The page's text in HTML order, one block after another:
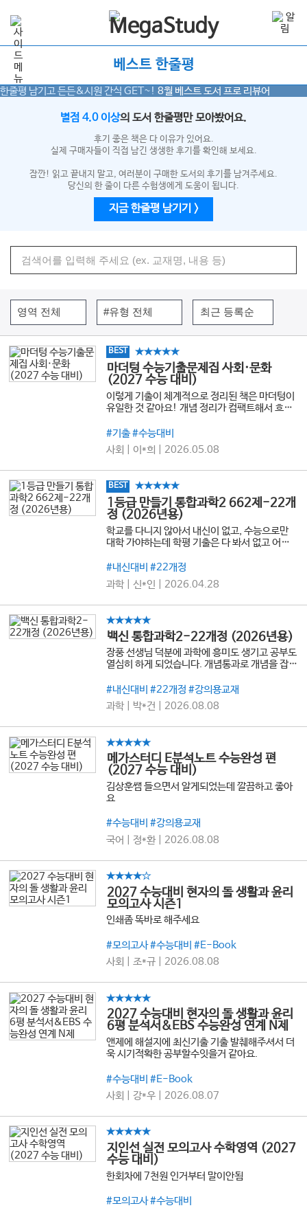
베스트 한줄평
한줄평 남기고 든든&시원 간식 GET~! 8월 베스트 도서 프로 리뷰어
별점 4.0 이상의 도서 한줄평만 모아봤어요.
후기 좋은 책은 다 이유가 있어요.
실제 구매자들이 직접 남긴 생생한 후기를 확인해 보세요.
잠깐! 읽고 끝내지 말고, 여러분이 구매한 도서의 후기를 남겨주세요.
당신의 한 줄이 다른 수험생에게 도움이 됩니다.
지금 한줄평 남기기 >
BEST ★★★★★
마더텅 수능기출문제집 사회·문화
(2027 수능 대비)
이렇게 기출이 체계적으로 정리된 책은 마더텅이
유일한 것 같아요! 개념 정리가 컴팩트해서 흐름
별로 집중 연습할 수 있어 큰 도움이 됐습니다. 특
히 단순히 글로만 길게 설명하는 해설이 아니라,
문제 위에 표시나 정리 포인트를 시각적으로 한눈
해야 하는지 빠르게 이해할 수 있었어요. 사회문
화 내신과 수능을 같이 준비하는 학생들 모두에게
추천하고 싶은 문제집입니다.
#기출 #수능대비
사회 | 이*희 | 2026.05.08
BEST ★★★★★
1등급 만들기 통합과학2 662제-22개
정 (2026년용)
학교를 다니지 않아서 내신이 없고, 수능으로만
대학 가야하는데 학평 기출은 다 봐서 없고 어떤
싸고, 내용도 학평 기출이 아닌 내신 기출이라서
새로운 느낌의 문제들도 있어서 정말 좋은 것 같
아서 내신, 수능 대비 하기에 둘 다 좋은 것 같습니
#내신대비 #22개정
과학 | 신*인 | 2026.04.28
★★★★★
백신 통합과학2-22개정 (2026년용)
장풍 선생님 덕분에 과학에 흥미도 생기고 공부도
열심히 하게 되었습니다. 개념통과로 개념을 잡고
로도 항상 좋은 강의 많이 해주세요 감사합니다!
#내신대비 #22개정 #강의용교재
과학 | 박*건 | 2026.08.08
★★★★★
메가스터디 E분석노트 수능완성 편
(2027 수능 대비)
김상훈쌤 들으면서 알게되었는데 깔끔하고 좋아
요
#수능대비 #강의용교재
국어 | 정*환 | 2026.08.08
★★★★☆
2027 수능대비 현자의 돌 생활과 윤리
모의고사 시즌1
인쇄좀 똑바로 해주세요
#모의고사 #수능대비 #E-Book
사회 | 조*규 | 2026.08.08
★★★★★
2027 수능대비 현자의 돌 생활과 윤리
6평 분석서&EBS 수능완성 연계 N제
앤제에 해설지에 최신기출 기출 발췌해주셔서 더
욱 시기적확한 공부할수잇을거 같아요.
#수능대비 #E-Book
사회 | 강*우 | 2026.08.07
★★★★★
지인선 실전 모의고사 수학영역 (2027
수능 대비)
한회차에 7천원 인거부터 말이안됨
#모의고사 #수능대비